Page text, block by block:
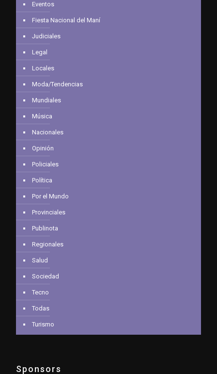
Eventos
Fiesta Nacional del Maní
Judiciales
Legal
Locales
Moda/Tendencias
Mundiales
Música
Nacionales
Opinión
Policiales
Política
Por el Mundo
Provinciales
Publinota
Regionales
Salud
Sociedad
Tecno
Todas
Turismo
Sponsors